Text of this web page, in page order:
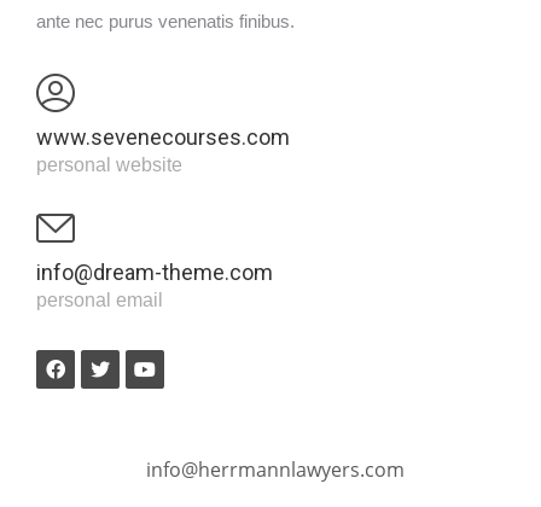
ante nec purus venenatis finibus.
www.sevenecourses.com
personal website
info@dream-theme.com
personal email
info@herrmannlawyers.com